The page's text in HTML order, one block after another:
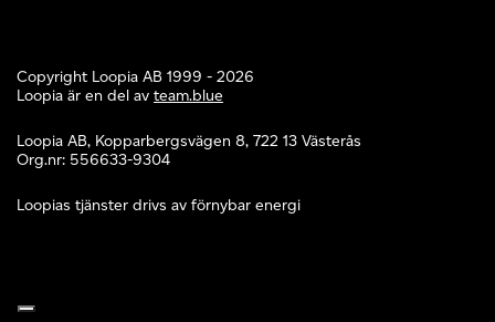
Copyright Loopia AB 1999 - 2026
Loopia är en del av team.blue
Loopia AB, Kopparbergsvägen 8, 722 13 Västerås
Org.nr: 556633-9304
Loopias tjänster drivs av förnybar energi